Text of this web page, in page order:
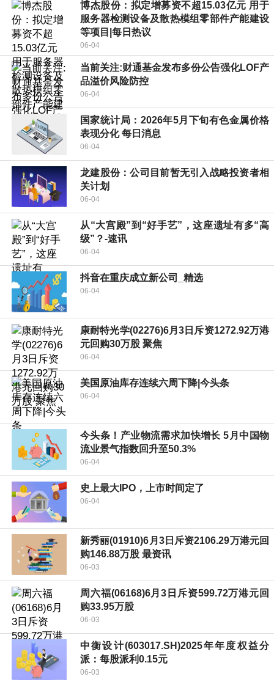
博杰股份：拟定增募资不超15.03亿元 用于
服务器检测设备及散热模组零部件产能建设
等项目|每日热议
06-04
当前关注:财通基金发布多份公告强化LOF产
品溢价风险防控
06-04
国家统计局：2026年5月下旬有色金属价格
表现分化 每日消息
06-04
龙建股份：公司目前暂无引入战略投资者相
关计划
06-04
从“大宫殿”到“好手艺”，这座遗址有多“高
级”？-速讯
06-04
抖音在重庆成立新公司_精选
06-04
康耐特光学(02276)6月3日斥资1272.92万港
元回购30万股 聚焦
06-04
美国原油库存连续六周下降|今头条
06-04
今头条！产业物流需求加快增长 5月中国物
流业景气指数回升至50.3%
06-04
史上最大IPO，上市时间定了
06-04
新秀丽(01910)6月3日斥资2106.29万港元回
购146.88万股 最资讯
06-03
周六福(06168)6月3日斥资599.72万港元回
购33.95万股
06-03
中衡设计(603017.SH)2025年年度权益分
派：每股派利0.15元
06-03